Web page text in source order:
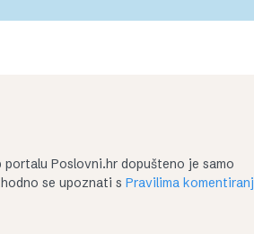
Poslovni.hr dopušteno je samo
se upoznati s Pravilima